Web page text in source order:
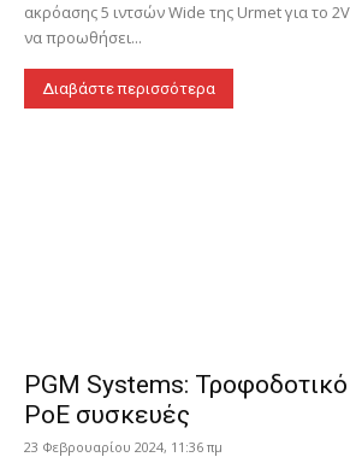
ακρόασης 5 ιντσών Wide της Urmet για το
να προωθήσει...
Διαβάστε περισσότερα
PGM Systems: Τροφοδοτικό
PoE συσκευές
23 Φεβρουαρίου 2024, 11:36 πμ